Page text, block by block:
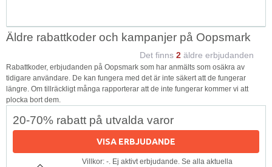
Äldre rabattkoder och kampanjer på Oopsmark
Det finns 2 äldre erbjudanden
Rabattkoder, erbjudanden på Oopsmark som har anmälts som osäkra av
tidigare användare. De kan fungera med det är inte säkert att de fungerar
längre. Om tillräckligt många rapporterar att de inte fungerar kommer vi att
plocka bort dem.
20-70% rabatt på utvalda varor
VISA ERBJUDANDE
Villkor: -. Ej aktivt erbjudande. Se alla aktuella